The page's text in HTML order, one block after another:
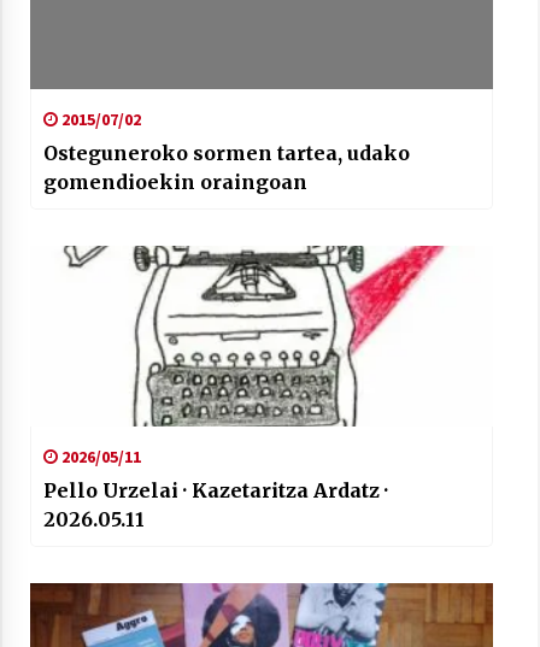
2015/07/02
Osteguneroko sormen tartea, udako
gomendioekin oraingoan
2026/05/11
Pello Urzelai · Kazetaritza Ardatz ·
2026.05.11